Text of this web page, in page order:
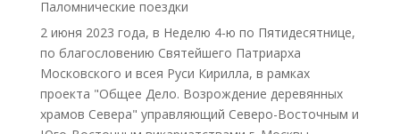
Паломнические поездки
2 июня 2023 года, в Неделю 4-ю по Пятидесятнице,
по благословению Святейшего Патриарха
Московского и всея Руси Кирилла, в рамках
проекта "Общее Дело. Возрождение деревянных
храмов Севера" управляющий Северо-Восточным и